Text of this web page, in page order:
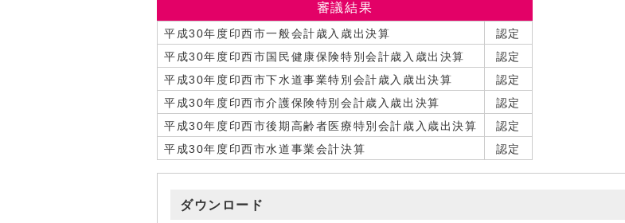
審議結果
平成30年度印西市一般会計歳入歳出決算
認定
平成30年度印西市国民健康保険特別会計歳入歳出決算
認定
平成30年度印西市下水道事業特別会計歳入歳出決算
認定
平成30年度印西市介護保険特別会計歳入歳出決算
認定
平成30年度印西市後期高齢者医療特別会計歳入歳出決算
認定
平成30年度印西市水道事業会計決算
認定
ダウンロード